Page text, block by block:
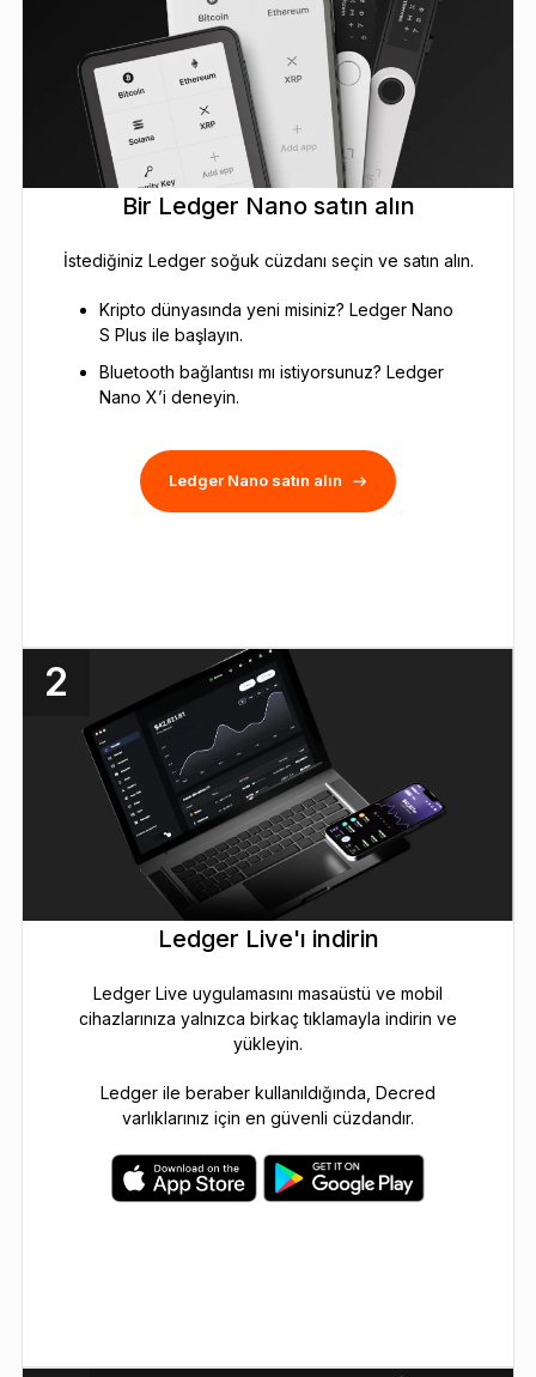
Bir Ledger Nano satın alın
İstediğiniz Ledger soğuk cüzdanı seçin ve satın alın.
Kripto dünyasında yeni misiniz? Ledger Nano
S Plus ile başlayın.
Bluetooth bağlantısı mı istiyorsunuz? Ledger
Nano X’i deneyin.
Ledger Nano satın alın
2
Ledger Live'ı indirin
Ledger Live uygulamasını masaüstü ve mobil
cihazlarınıza yalnızca birkaç tıklamayla indirin ve
yükleyin.
Ledger ile beraber kullanıldığında, Decred
varlıklarınız için en güvenli cüzdandır.